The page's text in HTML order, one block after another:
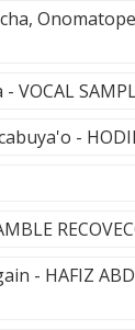
VOCAL
-
- HAFIZ